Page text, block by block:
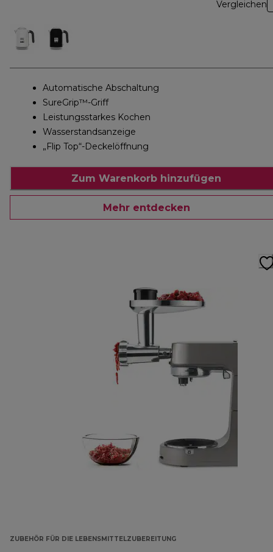
Vergleichen
Automatische Abschaltung
SureGrip™-Griff
Leistungsstarkes Kochen
Wasserstandsanzeige
„Flip Top“-Deckelöffnung
Zum Warenkorb hinzufügen
Mehr entdecken
ZUBEHÖR FÜR DIE LEBENSMITTELZUBEREITUNG